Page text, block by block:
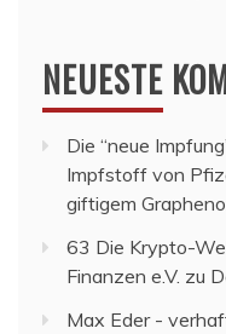
NEUESTE
Die “neue
Impfstoff von
giftigem
63 Die Krypto-
Finanzen e.V. zu
Max Eder -